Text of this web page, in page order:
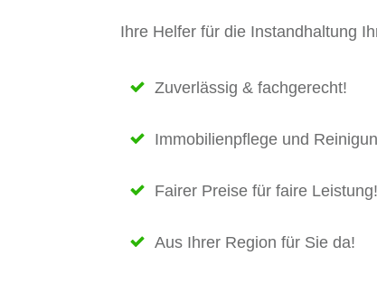
Ihre Helfer für die
Zuverlässig & fachgerecht!
Immobilienpflege und
Fairer Preise für faire Leistung!
Aus Ihrer Region für Sie da!